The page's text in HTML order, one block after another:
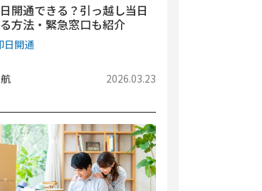
開通できる？引っ越し当日
方法・緊急窓口も紹介
日開通
2026.03.23